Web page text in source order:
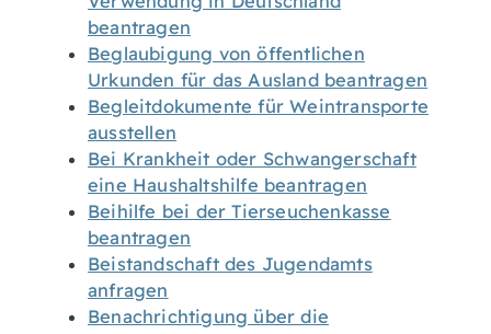
beantragen
Beglaubigung von öffentlichen
Urkunden für das Ausland beantragen
Begleitdokumente für Weintransporte
ausstellen
Bei Krankheit oder Schwangerschaft
eine Haushaltshilfe beantragen
Beihilfe bei der Tierseuchenkasse
beantragen
Beistandschaft des Jugendamts
anfragen
Benachrichtigung über die